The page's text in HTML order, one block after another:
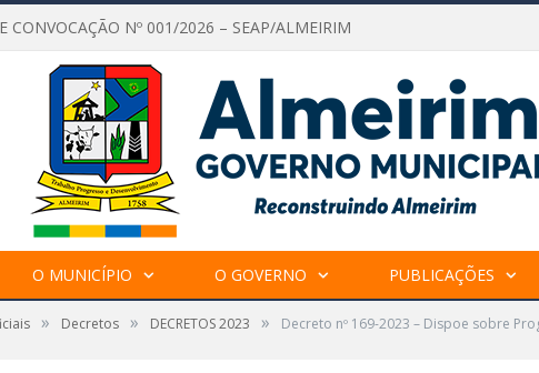
CONVOCAÇÃO Nº 001/2026 – SEAP/ALMEIRIM
O MUNICÍPIO O GOVERNO PUBLICAÇÕES
» Decretos » DECRETOS 2023 » Decreto nº 169-2023 – Dispoe sobre